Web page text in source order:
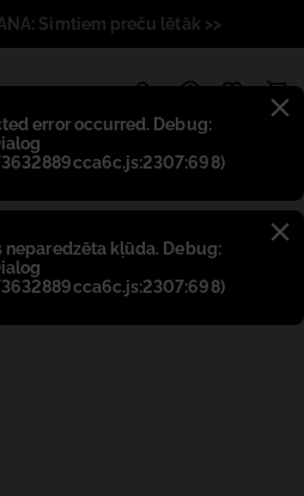
error occurred. Debug:
neparedzēta kļūda. Debug:
Simtiem preču lētāk >>